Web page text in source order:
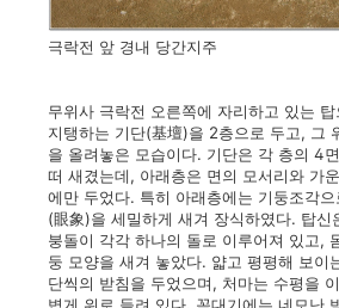
극락전 앞 경내 당간지주
무위사 극락전 오른쪽에 자리하고 있는
지탱하는 기단(基壇)을 2층으로 두고, 그
을 올려놓은 모습이다. 기단은 각 층의 4
떠 새겼는데, 아래층은 면의 모서리와 가
에만 두었다. 특히 아래층에는 기둥조각
(眼象)을 세밀하게 새겨 장식하였다. 탑신
붕돌이 각각 하나의 돌로 이루어져 있고,
둥 모양을 새겨 놓았다. 얇고 평평해 보이
단씩의 받침을 두었으며, 처마는 수평을